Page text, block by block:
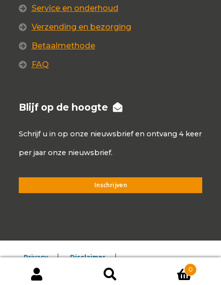
Service en onderhoud
Verzending en bezorging
Betaalmethode
FAQ
Blijf op de hoogte
Schrijf u in op onze nieuwsbrief en ontvang 4 keer
per jaar onze nieuwsbrief.
Producten
0
Privacy
Disclaimer
Algemene voorwaarden